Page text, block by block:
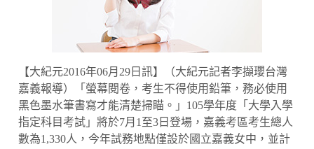
【大紀元2016年06月29日訊】（大紀元記者李擷瓔台灣
嘉義報導）「螢幕閱卷，考生不得使用鉛筆，務必使用
黑色墨水筆書寫才能清楚掃瞄。」105學年度「大學入學
指定科目考試」將於7月1至3日登場，嘉義考區考生總人
數為1,330人，今年試務地點僅設於國立嘉義女中，並計